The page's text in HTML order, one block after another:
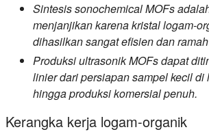
Sintesis sonochemical MOFs
menjanjikan karena kristal logam-
dihasilkan sangat efisien dan
Produksi ultrasonik MOFs dapat
linier dari persiapan sampel kecil di
hingga produksi komersial penuh.
Kerangka kerja logam-organik